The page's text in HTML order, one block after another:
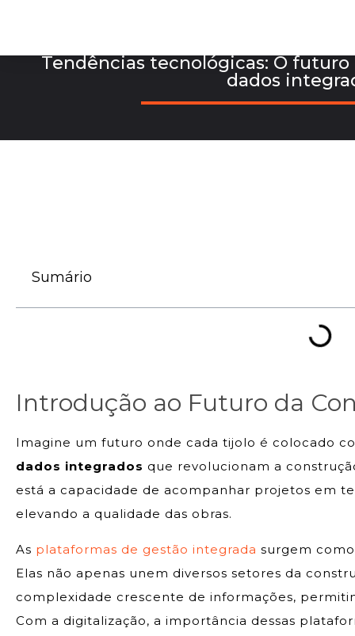
Tendências tecnológicas: O
dados
Sumário
Introdução ao Futuro da
Imagine um futuro onde cada tijolo é colocado
dados integrados que revolucionam a
está a capacidade de acompanhar projetos em
elevando a qualidade das obras.
As plataformas de gestão integrada surgem
Elas não apenas unem diversos setores da
complexidade crescente de informações,
Com a digitalização, a importância dessas